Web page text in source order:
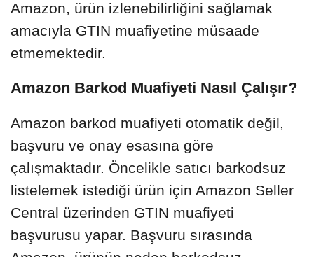
Amazon, ürün izlenebilirliğini sağlamak
amacıyla GTIN muafiyetine müsaade
etmemektedir.
Amazon Barkod Muafiyeti Nasıl Çalışır?
Amazon barkod muafiyeti otomatik değil,
başvuru ve onay esasına göre
çalışmaktadır. Öncelikle satıcı barkodsuz
listelemek istediği ürün için Amazon Seller
Central üzerinden GTIN muafiyeti
başvurusu yapar. Başvuru sırasında